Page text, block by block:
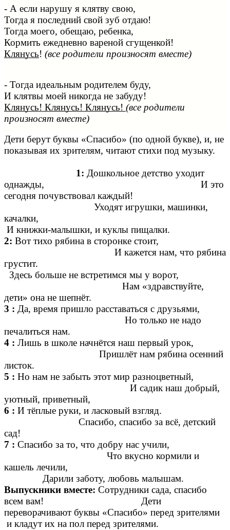
- А если нарушу я клятву свою,
Тогда я последний свой зуб отдаю!
Тогда моего, обещаю, ребенка,
Кормить ежедневно вареной сгущенкой!
Клянусь! (все родители произносят вместе)
- Тогда идеальным родителем буду,
И клятвы моей никогда не забуду!
Клянусь! Клянусь! Клянусь! (все родители
произносят вместе)
Дети берут буквы «Спасибо» (по одной букве), и, не
показывая их зрителям, читают стихи под музыку.
1: Дошкольное детство уходит
однажды, И это
сегодня почувствовал каждый!
Уходят игрушки, машинки,
качалки,
И книжки-малышки, и куклы пищалки.
2: Вот тихо рябина в сторонке стоит,
И кажется нам, что рябина
грустит.
Здесь больше не встретимся мы у ворот,
Нам «здравствуйте,
дети» она не шепнёт.
3 : Да, время пришло расставаться с друзьями,
Но только не надо
печалиться нам.
4 : Лишь в школе начнётся наш первый урок,
Пришлёт нам рябина осенний
листок.
5 : Но нам не забыть этот мир разноцветный,
И садик наш добрый,
уютный, приветный,
6 : И тёплые руки, и ласковый взгляд.
Спасибо, спасибо за всё, детский
сад!
7 : Спасибо за то, что добру нас учили,
Что вкусно кормили и
кашель лечили,
Дарили заботу, любовь малышам.
Выпускники вместе: Сотрудники сада, спасибо
всем вам! Дети
переворачивают буквы «Спасибо» перед зрителями
и кладут их на пол перед зрителями.